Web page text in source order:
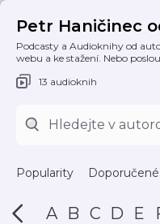
Petr Haničinec
Podcasty a Audioknihy od
webu a ke stažení. Nebo
13 audioknih
Popularity Doporučené
A B C D E